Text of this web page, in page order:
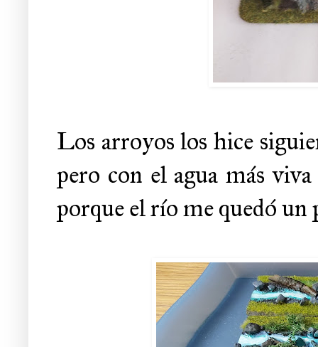
Los arroyos los hice
pero con el agua más
porque el río me quedó un